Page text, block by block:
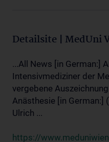
Detailsite | MedUni
...All News [in German:]
Intensivmediziner der
vergebene
Anästhesie [in German:]
Ulrich ...
https://